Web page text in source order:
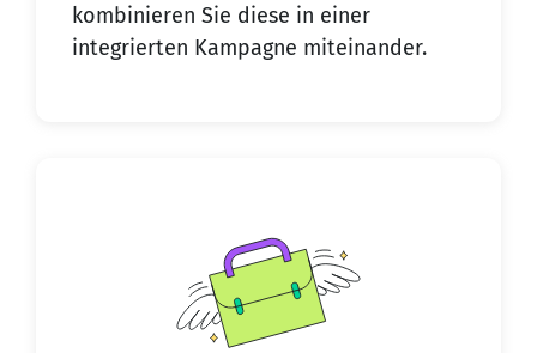
kombinieren Sie diese in einer
integrierten Kampagne miteinander.